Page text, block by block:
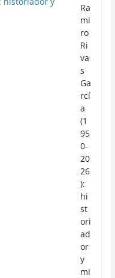
Ra
mi
ro
Ri
va
s
Ga
rcí
a
(1
95
0-
20
26
):
hi
st
ori
ad
or
y
mi